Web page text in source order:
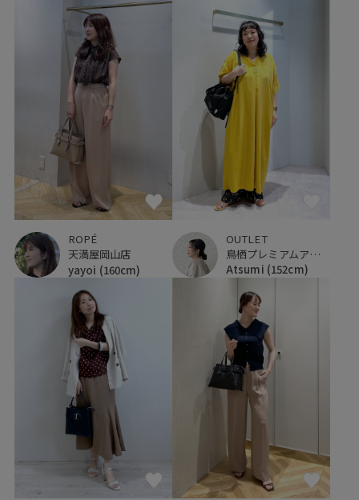
ROPÉ
天満屋岡山店
yayoi (160cm)
OUTLET
鳥栖プレミアムアウトレット
Atsumi (152cm)